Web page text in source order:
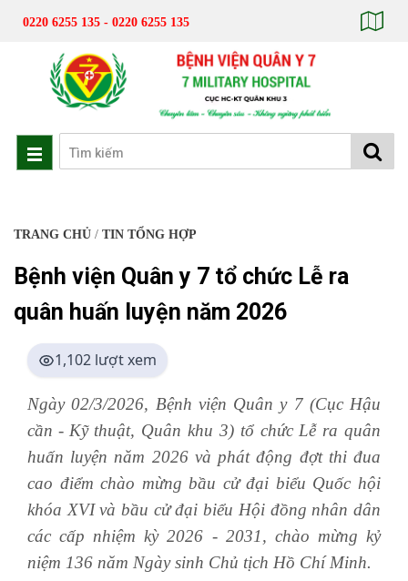
0220 6255 135 - 0220 6255 135
TRANG CHỦ / TIN TỔNG HỢP
Bệnh viện Quân y 7 tổ chức Lễ ra
quân huấn luyện năm 2026
1,102 lượt xem
Ngày 02/3/2026, Bệnh viện Quân y 7 (Cục Hậu
cần - Kỹ thuật, Quân khu 3) tổ chức Lễ ra quân
huấn luyện năm 2026 và phát động đợt thi đua
cao điểm chào mừng bầu cử đại biểu Quốc hội
khóa XVI và bầu cử đại biểu Hội đồng nhân dân
các cấp nhiệm kỳ 2026 - 2031, chào mừng kỷ
niệm 136 năm Ngày sinh Chủ tịch Hồ Chí Minh.